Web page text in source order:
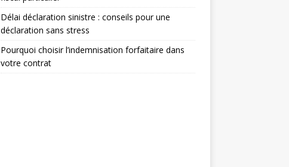
Délai déclaration sinistre : conseils pour une
déclaration sans stress
Pourquoi choisir l’indemnisation forfaitaire dans
votre contrat